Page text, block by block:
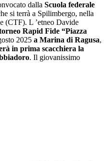
dallaScuola federale
si terrà a Spilimbergo, nella
(CTF). L ’etneo Davide
Rapid Fide “Piazza
2025a Marina di Ragusa,
in prima scacchiera la
. Il giovanissimo